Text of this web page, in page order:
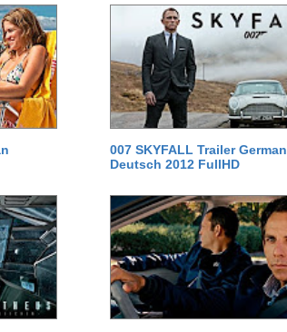
007 SKYFALL Trailer German
Deutsch 2012 FullHD